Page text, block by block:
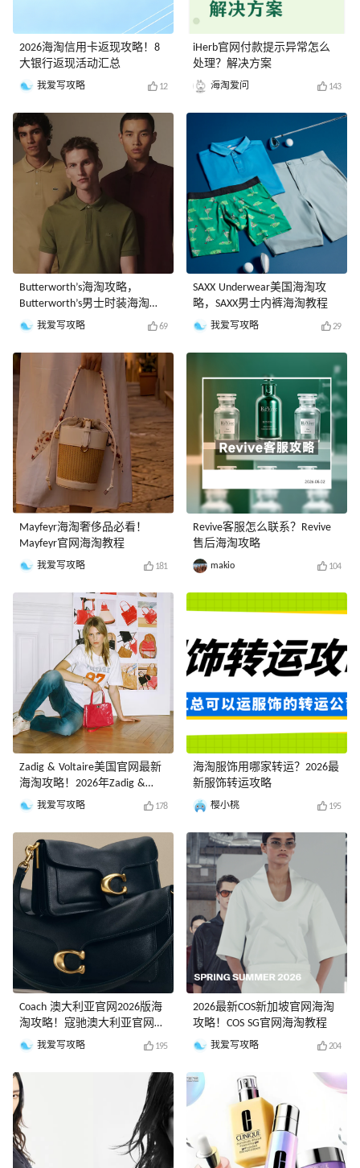
2026海淘信用卡返现攻略！8
大银行返现活动汇总
我爱写攻略 12
Butterworth’s海淘攻略，
Butterworth’s男士时装海淘教
程
我爱写攻略 69
Mayfeyr海淘奢侈品必看！
Mayfeyr官网海淘教程
我爱写攻略 181
Zadig & Voltaire美国官网最新
海淘攻略！2026年Zadig &
Voltaire美国官网海淘教程
我爱写攻略 178
Coach 澳大利亚官网2026版海
淘攻略！寇驰澳大利亚官网最
新海淘教程
我爱写攻略 195
iHerb官网付款提示异常怎么
处理？解决方案
海淘爱问 143
SAXX Underwear美国海淘攻
略，SAXX男士内裤海淘教程
我爱写攻略 29
Revive客服怎么联系？Revive
售后海淘攻略
makio 104
海淘服饰用哪家转运？2026最
新服饰转运攻略
樱小桃 195
2026最新COS新加坡官网海淘
攻略！COS SG官网海淘教程
我爱写攻略 204